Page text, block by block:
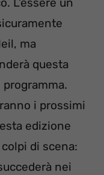
ma
questa
i prossimi
edizione
di scena:
nei